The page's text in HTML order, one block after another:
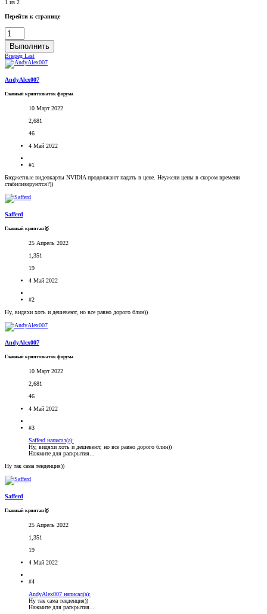
1 из 2
Перейти к странице
Выполнить
Вперёд Last
AndyAlex007
Главный криптознаток форума
10 Март 2022
2,681
46
4 Май 2022
#1
Бюджетные видеокарты NVIDIA продолжают падать в цене. Неужели цены в скором времени
стабилизируются?))
Safferd
Главный криптан🥇
25 Апрель 2022
1,351
19
4 Май 2022
#2
Ну, видяхи хоть и дешевеют, но все равно дорого блин))
AndyAlex007
Главный криптознаток форума
10 Март 2022
2,681
46
4 Май 2022
#3
Safferd написал(а):
Ну, видяхи хоть и дешевеют, но все равно дорого блин))
Нажмите для раскрытия...
Ну так сама тенденция))
Safferd
Главный криптан🥇
25 Апрель 2022
1,351
19
4 Май 2022
#4
AndyAlex007 написал(а):
Ну так сама тенденция))
Нажмите для раскрытия...